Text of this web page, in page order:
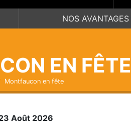
NOS AVANTAGES
EN FÊTE
Montfaucon en fête
Août 2026